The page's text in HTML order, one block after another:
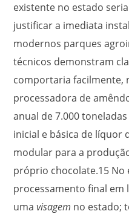
existente no estado
justificar a imediata
modernos parques
técnicos demonstram
comportaria facilmente,
processadora de
anual de 7.000
inicial e básica de líquor
modular para a
próprio chocolate.15 No
processamento final em
umavisagem no estado;